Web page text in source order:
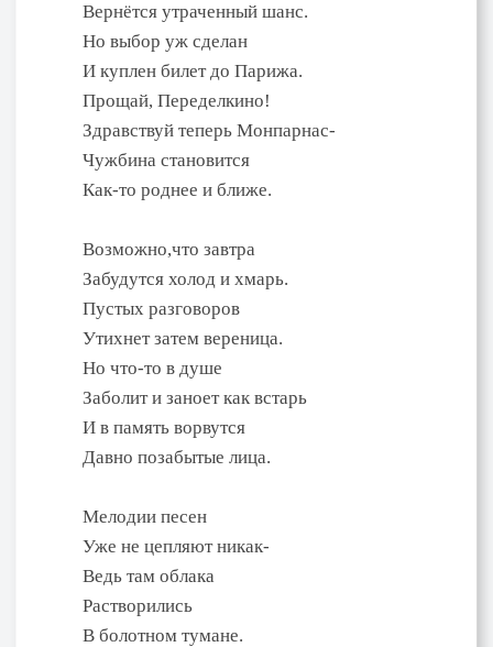
Вернётся утраченный шанс.
Но выбор уж сделан
И куплен билет до Парижа.
Прощай, Переделкино!
Здравствуй теперь Монпарнас-
Чужбина становится
Как-то роднее и ближе.
Возможно,что завтра
Забудутся холод и хмарь.
Пустых разговоров
Утихнет затем вереница.
Но что-то в душе
Заболит и заноет как встарь
И в память ворвутся
Давно позабытые лица.
Мелодии песен
Уже не цепляют никак-
Ведь там облака
Растворились
В болотном тумане.